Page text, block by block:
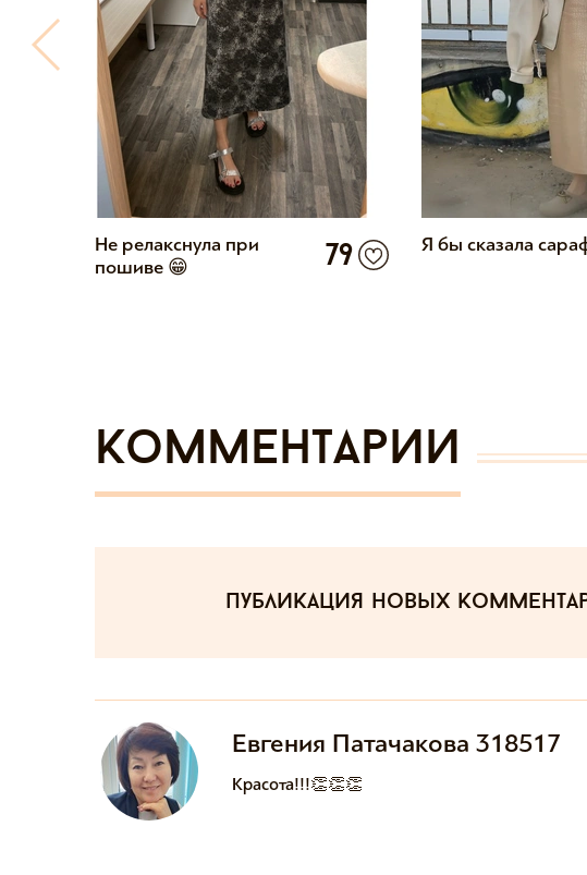
Не релакснула при
пошиве 😁
79 Я бы сказала
Комментарии
публикация новых
Евгения Патачакова 318517
Красота!!!👏👏👏